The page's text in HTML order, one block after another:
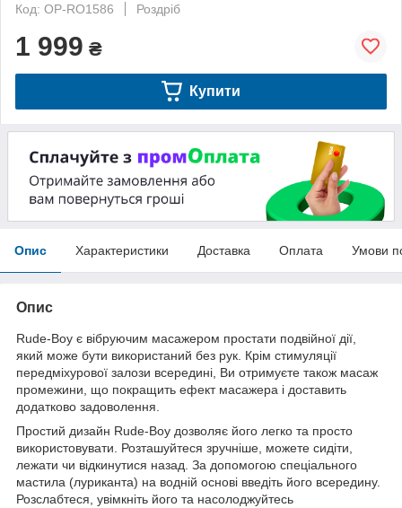
Код: OP-RO1586
Роздріб
1 999 ₴
Купити
Опис Характеристики Доставка Оплата Умови
Опис
Rude-Boy є вібруючим масажером простати подвійної дії,
який може бути використаний без рук. Крім стимуляції
передміхурової залози всередині, Ви отримуєте також масаж
промежини, що покращить ефект масажера і доставить
додатково задоволення.
Простий дизайн Rude-Boy дозволяє його легко та просто
використовувати. Розташуйтеся зручніше, можете сидіти,
лежати чи відкинутися назад. За допомогою спеціального
мастила (луриканта) на водній основі введіть його всередину.
Розслабтеся, увімкніть його та насолоджуйтесь